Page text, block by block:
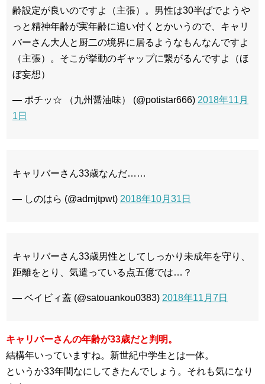
齢設定が良いのですよ（主張）。男性は30半ばでようや
っと精神年齢が実年齢に追い付くとかいうので、キャリ
バーさん大人と厨二の境界に居るようなもんなんですよ
（主張）。そこが挙動のギャップに繋がるんですよ（ほ
ぼ妄想）
— ポチッ☆ （九州醤油味） (@potistar666) 2018年11月
1日
キャリバーさん33歳なんだ……
— しのはら (@admjtpwt) 2018年10月31日
キャリバーさん33歳男性としてしっかり未成年を守り、
距離をとり、気遣っている点五億では…？
— ベイビィ蓋 (@satouankou0383) 2018年11月7日
キャリバーさんの年齢が33歳だと判明。
結構年いっていますね。新世紀中学生とは一体。
というか33年間なにしてきたんでしょう。それも気になり